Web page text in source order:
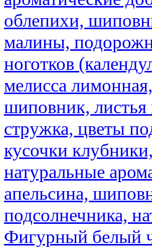
облепихи,
малины,
ноготков
мелисса
шиповник, листья
стружка, цветы
кусочки
натуральные
апельсина,
подсолнечника,
Фигурный белый